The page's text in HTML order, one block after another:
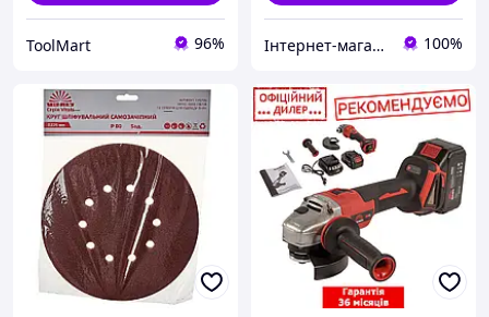
ToolMart 96% Інтернет-магазин інструментів "R-Tools" 100%